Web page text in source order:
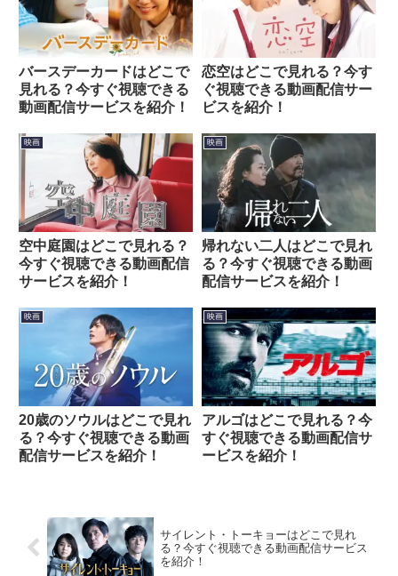
バースデーカードはどこで
見れる？今すぐ視聴できる
動画配信サービスを紹介！
恋空はどこで見れる？今す
ぐ視聴できる動画配信サー
ビスを紹介！
映画
空中庭園はどこで見れる？
今すぐ視聴できる動画配信
サービスを紹介！
映画
帰れない二人はどこで見れ
る？今すぐ視聴できる動画
配信サービスを紹介！
映画
20歳のソウルはどこで見れ
る？今すぐ視聴できる動画
配信サービスを紹介！
映画
アルゴはどこで見れる？今
すぐ視聴できる動画配信サ
ービスを紹介！
サイレント・トーキョーはどこで見れ
る？今すぐ視聴できる動画配信サービス
を紹介！